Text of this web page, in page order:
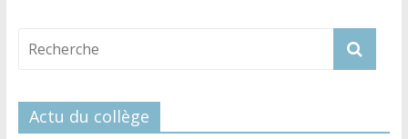
Actu du collège